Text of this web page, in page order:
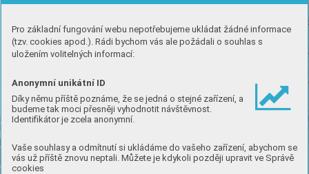
Pro základní fungování webu nepotřebujeme ukládat žádné informace
(tzv. cookies apod.). Rádi bychom vás ale požádali o souhlas s
uložením volitelných informací:
Anonymní unikátní ID
Díky němu příště poznáme, že se jedná o stejné zařízení, a
budeme tak moci přesněji vyhodnotit návštěvnost.
Identifikátor je zcela anonymní.
Vaše souhlasy a odmítnutí si ukládáme do vašeho zařízení, abychom se
vás už příště znovu neptali. Můžete je kdykoli později upravit ve Správě
cookies